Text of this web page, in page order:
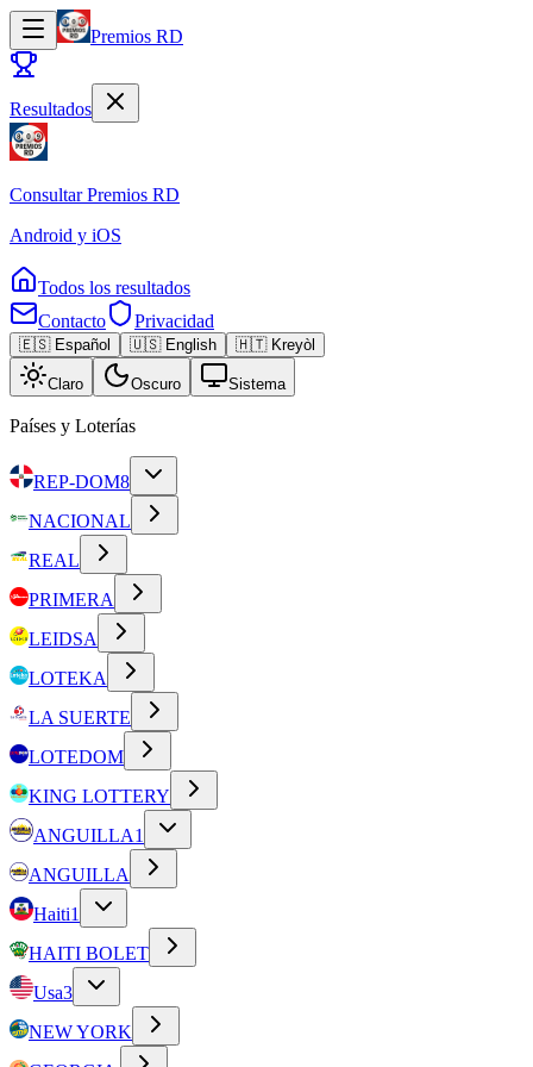
Premios RD
Resultados
Consultar Premios RD
Android y iOS
Todos los resultados
Contacto
Privacidad
🇪🇸 Español 🇺🇸 English 🇭🇹 Kreyòl
Claro Oscuro Sistema
Países y Loterías
REP-DOM8
NACIONAL
REAL
PRIMERA
LEIDSA
LOTEKA
LA SUERTE
LOTEDOM
KING LOTTERY
ANGUILLA1
ANGUILLA
Haiti1
HAITI BOLET
Usa3
NEW YORK